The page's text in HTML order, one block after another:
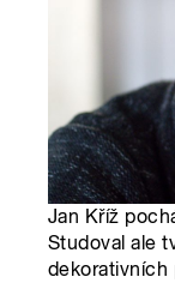
Jan Kříž
Studoval ale
dekorativních